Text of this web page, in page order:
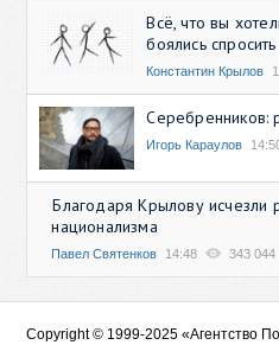
Всё, что вы
боялись спросить
Константин Крылов
Серебренников:
Игорь Караулов
Благодаря Крылову исчезли
национализма
Павел Святенков 14:48 343 044
Copyright © 1999-2025 «Агентство